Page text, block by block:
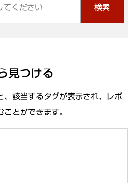
検索
見つける
、該当するタグが表示され、レポ
とができます。